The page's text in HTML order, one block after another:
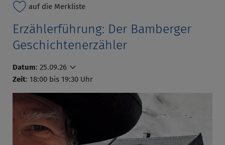
auf die Merkliste
Erzählerführung: Der Bamberger
Geschichtenerzähler
Datum: 25.09.26
Zeit: 18:00 bis 19:30 Uhr